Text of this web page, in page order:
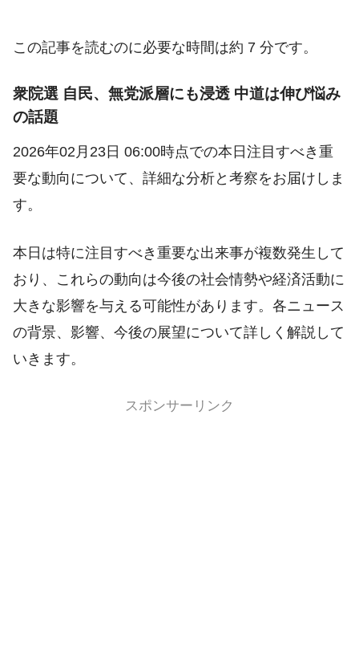
この記事を読むのに必要な時間は約 7 分です。
衆院選 自民、無党派層にも浸透 中道は伸び悩み
の話題
2026年02月23日 06:00時点での本日注目すべき重
要な動向について、詳細な分析と考察をお届けしま
す。
本日は特に注目すべき重要な出来事が複数発生して
おり、これらの動向は今後の社会情勢や経済活動に
大きな影響を与える可能性があります。各ニュース
の背景、影響、今後の展望について詳しく解説して
いきます。
スポンサーリンク